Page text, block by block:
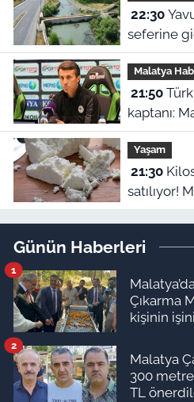
22:30Yavuz Sultan Selim Mısır
seferine
edildi:
“Nadir?”
Malatya
21:50Türk futbolunun unutulmaz
kaptanı:
Bülent
hikayesi
Yaşam
21:30Kilosu 72 bin TL'den
satılıyor!
Günün Haberleri
Çıkarma
kişinin
1
Malatya
300
TL
2